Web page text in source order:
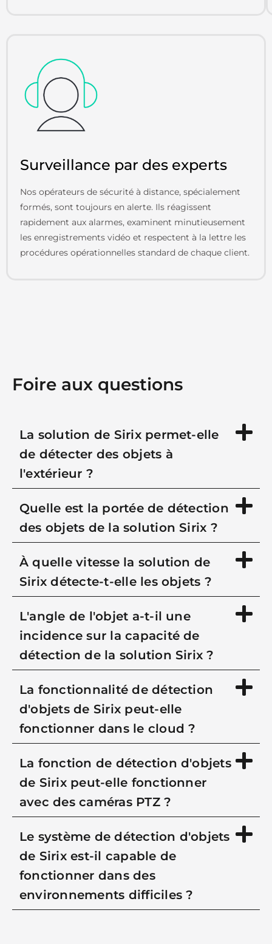
Surveillance par des experts
Nos opérateurs de sécurité à distance, spécialement
formés, sont toujours en alerte. Ils réagissent
rapidement aux alarmes, examinent minutieusement
les enregistrements vidéo et respectent à la lettre les
procédures opérationnelles standard de chaque client.
Foire aux questions
La solution de Sirix permet-elle
de détecter des objets à
l'extérieur ?
Quelle est la portée de détection
des objets de la solution Sirix ?
À quelle vitesse la solution de
Sirix détecte-t-elle les objets ?
L'angle de l'objet a-t-il une
incidence sur la capacité de
détection de la solution Sirix ?
La fonctionnalité de détection
d'objets de Sirix peut-elle
fonctionner dans le cloud ?
La fonction de détection d'objets
de Sirix peut-elle fonctionner
avec des caméras PTZ ?
Le système de détection d'objets
de Sirix est-il capable de
fonctionner dans des
environnements difficiles ?